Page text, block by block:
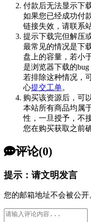
付款后无法显示下
如果您已经成功付
链接失效，请联系
提示下载完但解压
最常见的情况是下
盘上的容量，若小
是浏览器下载的
若排除这种情况，
心提交工单。
购买该资源后，可
本站所有商品均属
性，一旦授予，不
您在购买获取之前
评论(0)
提示：请文明发言
您的邮箱地址不会被公开